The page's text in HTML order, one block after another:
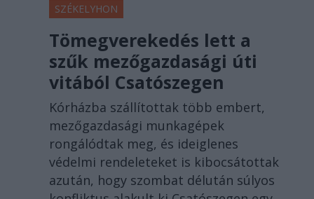
SZÉKELYHON
Tömegverekedés lett a
szűk mezőgazdasági úti
vitából Csatószegen
Kórházba szállítottak több embert,
mezőgazdasági munkagépek
rongálódtak meg, és ideiglenes
védelmi rendeleteket is kibocsátottak
azután, hogy szombat délután súlyos